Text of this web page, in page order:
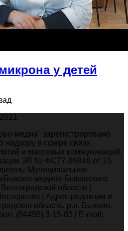
у детей
медиа" зарегистрировано
надзору в сфере связи,
и массовых коммуникаций.
ЭЛ № ФС77-66848 от 15
Муниципальное
медиа» Быковского
области |
| Адрес редакции и
область, р.п. Быково,
(84495) 3-15-85 | E-mail: